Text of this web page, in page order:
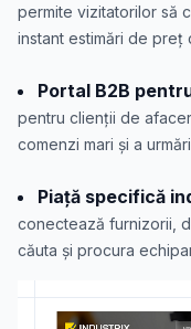
permite vizitatorilor să
instant estimări de preț
Portal B2B
pentru clienții de
comenzi mari și a
Piață specifică
conectează furnizorii,
căuta și procura